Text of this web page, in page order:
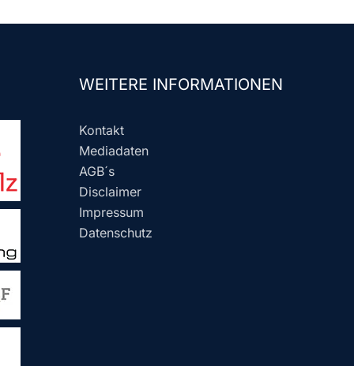
WEITERE INFORMATIONEN
Kontakt
Mediadaten
AGB´s
Disclaimer
Impressum
Datenschutz